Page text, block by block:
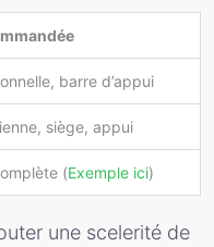
barre d’appui
siège, appui
(Exemple ici)
une scelerité de